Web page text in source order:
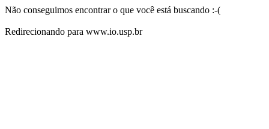
Não conseguimos encontrar o que você está buscando :-(
Redirecionando para www.io.usp.br